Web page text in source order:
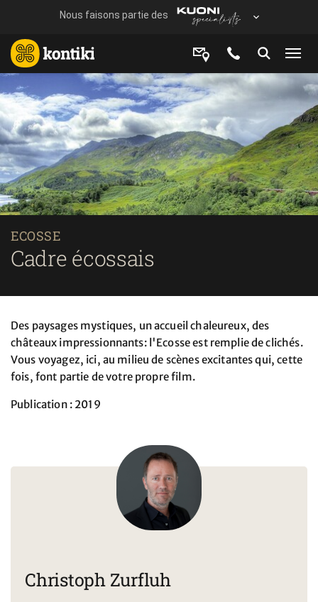
ECOSSE
Cadre écossais
Des paysages mystiques, un accueil chaleureux, des
châteaux impressionnants: l'Ecosse est remplie de clichés.
Vous voyagez, ici, au milieu de scènes excitantes qui, cette
fois, font partie de votre propre film.
Publication : 2019
Christoph Zurfluh